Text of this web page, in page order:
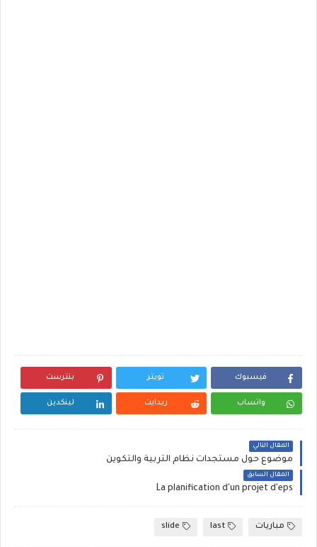
فيسبوك تويتر بنترست
واتساب ريدايت لينكدين
المقال التالي
موضوع حول مستجدات نظام التربية والتكوين
المقال السابق
La planification d'un projet d'eps
مباريات last
slide